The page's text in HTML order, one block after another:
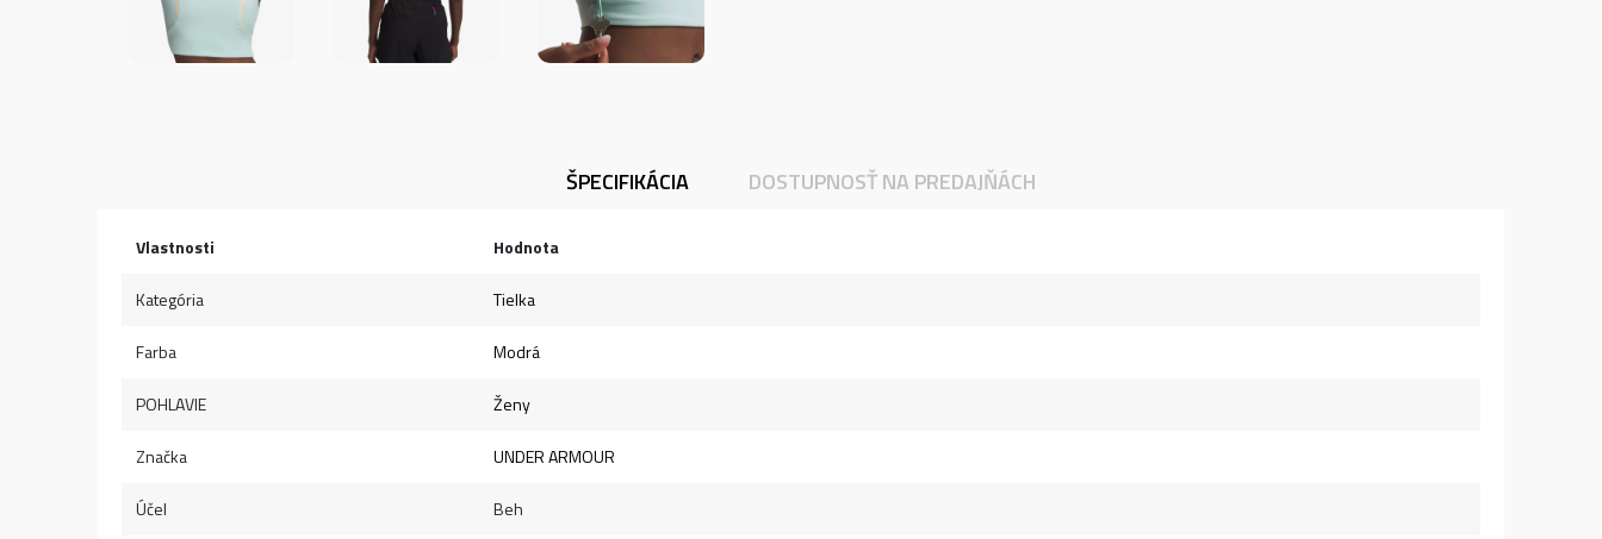
ŠPECIFIKÁCIA DOSTUPNOSŤ NA PREDAJŇÁCH
Vlastnosti Hodnota
Kategória Tielka
Farba Modrá
POHLAVIE Ženy
Značka UNDER ARMOUR
Účel Beh